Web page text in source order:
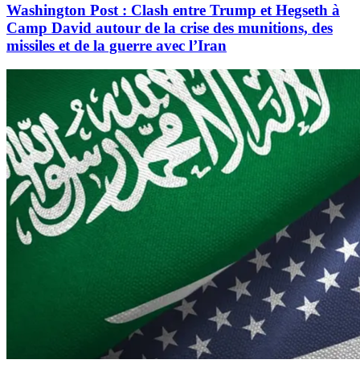
Washington Post : Clash entre Trump et Hegseth à
Camp David autour de la crise des munitions, des
missiles et de la guerre avec l’Iran